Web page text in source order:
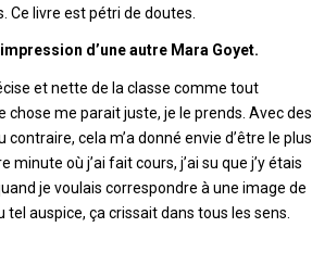
livre est pétri de doutes.
d’une autre Mara Goyet.
et nette de la classe comme tout
chose me parait juste, je le prends. Avec des
cela m’a donné envie d’être le plus
où j’ai fait cours, j’ai su que j’y étais
je voulais correspondre à une image de
auspice, ça crissait dans tous les sens.